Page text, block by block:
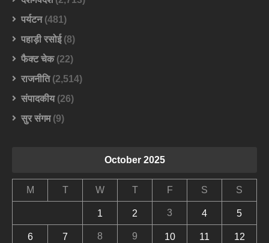
पर्यटन(481)
पहाड़ी रसोई(8)
फैक्ट चेक(22)
राजनीति(2,514)
संपादकीय(26)
सुर संगम(9)
October 2025
M T W T F S S
1 2 3 4 5
6 7 8 9 10 11 12